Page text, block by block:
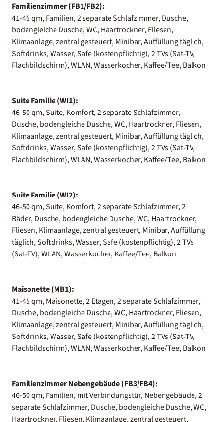
Familienzimmer (FB1/FB2):
41-45 qm, Familien, 2 separate Schlafzimmer, Dusche,
bodengleiche Dusche, WC, Haartrockner, Fliesen,
Klimaanlage, zentral gesteuert, Minibar, Auffüllung täglich,
Softdrinks, Wasser, Safe (kostenpflichtig), 2 TVs (Sat-TV,
Flachbildschirm), WLAN, Wasserkocher, Kaffee/Tee, Balkon
Suite Familie (WI1):
46-50 qm, Suite, Komfort, 2 separate Schlafzimmer,
Dusche, bodengleiche Dusche, WC, Haartrockner, Fliesen,
Klimaanlage, zentral gesteuert, Minibar, Auffüllung täglich,
Softdrinks, Wasser, Safe (kostenpflichtig), 2 TVs (Sat-TV,
Flachbildschirm), WLAN, Wasserkocher, Kaffee/Tee, Balkon
Suite Familie (WI2):
46-50 qm, Suite, Komfort, 2 separate Schlafzimmer, 2
Bäder, Dusche, bodengleiche Dusche, WC, Haartrockner,
Fliesen, Klimaanlage, zentral gesteuert, Minibar, Auffüllung
täglich, Softdrinks, Wasser, Safe (kostenpflichtig), 2 TVs
(Sat-TV), WLAN, Wasserkocher, Kaffee/Tee, Balkon
Maisonette (MB1):
41-45 qm, Maisonette, 2 Etagen, 2 separate Schlafzimmer,
Dusche, bodengleiche Dusche, WC, Haartrockner, Fliesen,
Klimaanlage, zentral gesteuert, Minibar, Auffüllung täglich,
Softdrinks, Wasser, Safe (kostenpflichtig), 2 TVs (Sat-TV,
Flachbildschirm), WLAN, Wasserkocher, Kaffee/Tee, Balkon
Familienzimmer Nebengebäude (FB3/FB4):
46-50 qm, Familien, mit Verbindungstür, Nebengebäude, 2
separate Schlafzimmer, Dusche, bodengleiche Dusche, WC,
Haartrockner, Fliesen, Klimaanlage, zentral gesteuert,